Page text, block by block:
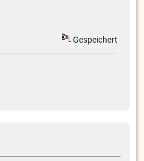
Gespeichert